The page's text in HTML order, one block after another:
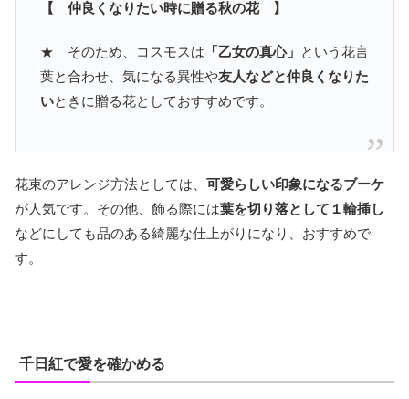
【 仲良くなりたい時に贈る秋の花 】
★ そのため、コスモスは 「乙女の真心」 という花言
葉と合わせ、気になる異性や友人などと仲良くなりた
いときに贈る花としておすすめです。
花束のアレンジ方法としては、 可愛らしい印象になるブーケ
が人気です。その他、飾る際には葉を切り落として１輪挿し
などにしても品のある綺麗な仕上がりになり、おすすめで
す。
千日紅で愛を確かめる